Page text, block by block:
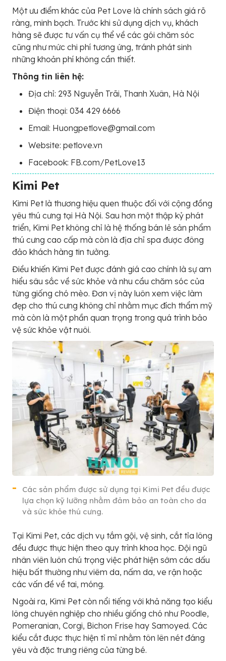
Một ưu điểm khác của Pet Love là chính sách giá rõ
ràng, minh bạch. Trước khi sử dụng dịch vụ, khách
hàng sẽ được tư vấn cụ thể về các gói chăm sóc
cũng như mức chi phí tương ứng, tránh phát sinh
những khoản phí không cần thiết.
Thông tin liên hệ:
Địa chỉ: 293 Nguyễn Trãi, Thanh Xuân, Hà Nội
Điện thoại: 034 429 6666
Email: Huongpetlove@gmail.com
Website: petlove.vn
Facebook: FB.com/PetLove13
Kimi Pet
Kimi Pet là thương hiệu quen thuộc đối với cộng đồng
yêu thú cưng tại Hà Nội. Sau hơn một thập kỷ phát
triển, Kimi Pet không chỉ là hệ thống bán lẻ sản phẩm
thú cưng cao cấp mà còn là địa chỉ spa được đông
đảo khách hàng tin tưởng.
Điều khiến Kimi Pet được đánh giá cao chính là sự am
hiểu sâu sắc về sức khỏe và nhu cầu chăm sóc của
từng giống chó mèo. Đơn vị này luôn xem việc làm
đẹp cho thú cưng không chỉ nhằm mục đích thẩm mỹ
mà còn là một phần quan trọng trong quá trình bảo
vệ sức khỏe vật nuôi.
Các sản phẩm được sử dụng tại Kimi Pet đều được
lựa chọn kỹ lưỡng nhằm đảm bảo an toàn cho da
và sức khỏe thú cưng.
Tại Kimi Pet, các dịch vụ tắm gội, vệ sinh, cắt tỉa lông
đều được thực hiện theo quy trình khoa học. Đội ngũ
nhân viên luôn chú trọng việc phát hiện sớm các dấu
hiệu bất thường như viêm da, nấm da, ve rận hoặc
các vấn đề về tai, móng.
Ngoài ra, Kimi Pet còn nổi tiếng với khả năng tạo kiểu
lông chuyên nghiệp cho nhiều giống chó như Poodle,
Pomeranian, Corgi, Bichon Frise hay Samoyed. Các
kiểu cắt được thực hiện tỉ mỉ nhằm tôn lên nét đáng
yêu và đặc trưng riêng của từng bé.